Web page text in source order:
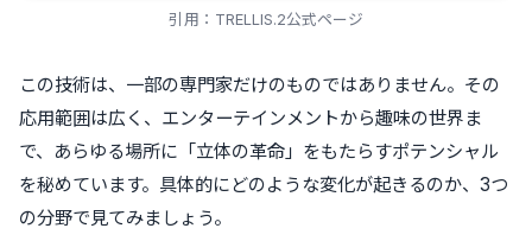
引用：TRELLIS.2公式ページ
この技術は、一部の専門家だけのものではありません。その
応用範囲は広く、エンターテインメントから趣味の世界ま
で、あらゆる場所に「立体の革命」をもたらすポテンシャル
を秘めています。具体的にどのような変化が起きるのか、3つ
の分野で見てみましょう。